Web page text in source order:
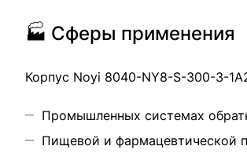
🏭 Сферы применения
Корпус Noyi 8040-NY8-S-300-3-
Промышленных системах
Пищевой и фармацевтической